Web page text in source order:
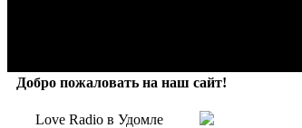
Добро пожаловать на наш сайт!
Love Radio в Удомле